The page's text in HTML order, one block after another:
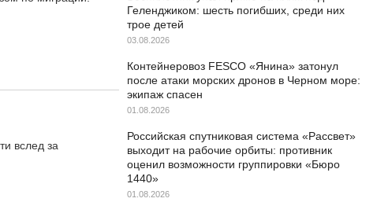
вслед за
Геленджиком: шесть погибших, среди них
трое детей
03.08.2026
Контейнеровоз FESCO «Янина» затонул
после атаки морских дронов в Черном море:
экипаж спасен
01.08.2026
Российская спутниковая система «Рассвет»
выходит на рабочие орбиты: противник
оценил возможности группировки «Бюро
1440»
01.08.2026